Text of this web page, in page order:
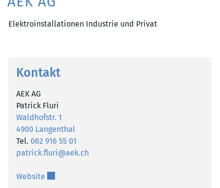
Elektroinstallationen Industrie und Privat
Kontakt
AEK AG
Patrick Fluri
Waldhofstr. 1
4900 Langenthal
Tel. 062 916 55 01
patrick.fluri@aek.ch
Website